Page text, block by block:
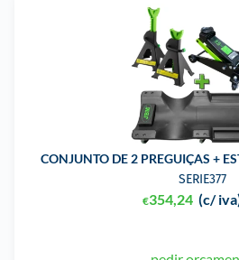
CONJUNTO DE 2 PREGUIÇAS +
SERIE377
€354,24 (c/